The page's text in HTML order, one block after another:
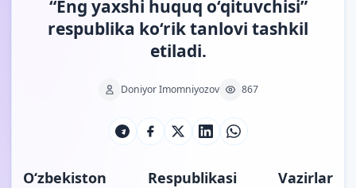
“Eng yaxshi huquq o‘qituvchisi”
respublika ko‘rik tanlovi tashkil
etiladi.
Doniyor Imomniyozov 867
O‘zbekiston Respublikasi Vazirlar